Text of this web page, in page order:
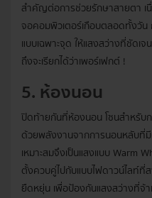
สำคัญต่อการช่วยรักษาสายตา เ
จอคอมพิวเตอร์เกือบตลอดทั้งวัน
แบบเฉพาะจุด ให้แสงสว่างที่ชัดเ
ถึงจะเรียกได้ว่าเพอร์เฟกต์ !
5. ห้องนอน
ปิดท้ายกันที่ห้องนอน โซนสำหรับ
ด้วยพลังงานจากการนอนหลับที่
เหมาะสมจึงเป็นแสงแบบ Warm
ตั้งควบคู่ไปกับแบบไฟดาวน์ไลท์ที่
ยืดหยุ่น เพื่อป้องกันแสงสว่างที่จ้า